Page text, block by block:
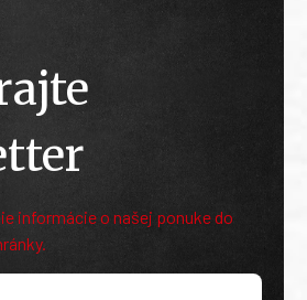
informácie o našej ponuke do